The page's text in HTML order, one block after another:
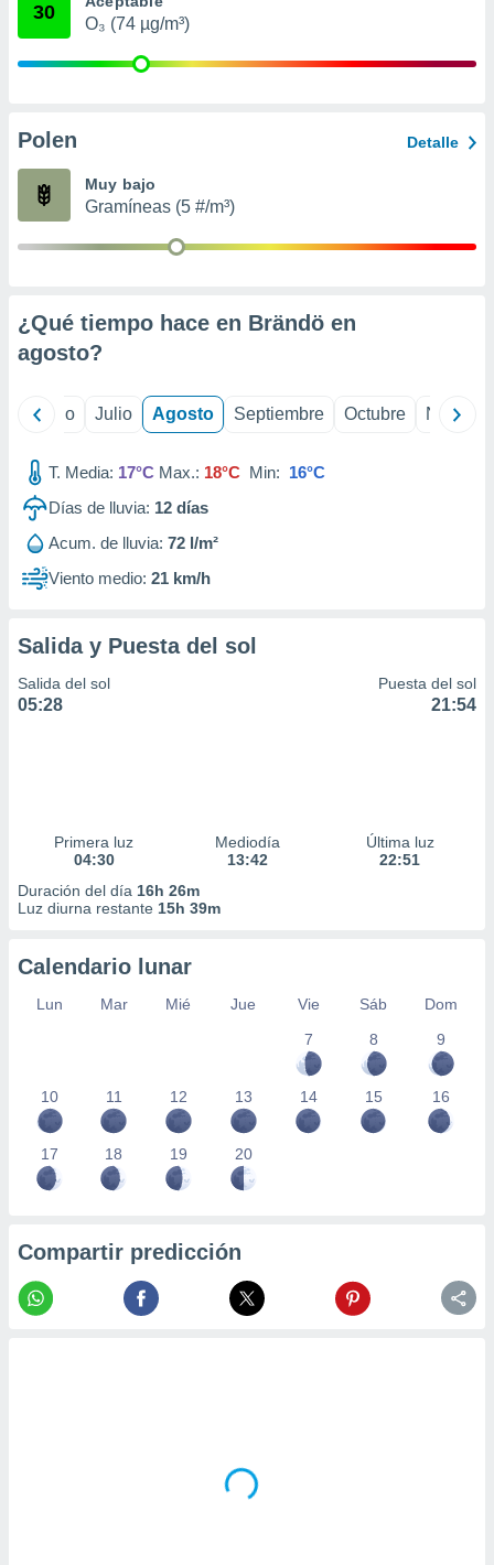
publicidad
de
1199
30
O₃ (74 µg/m³)
Polen Detalle
Muy bajo
Gramíneas (5 #/m³)
¿Qué tiempo hace en Brändö en
agosto?
Junio Julio Agosto Septiembre Octubre
T. Media: 17°C Max.: 18°C Min: 16°C
Días de lluvia: 12 días
Acum. de lluvia: 72 l/m²
Viento medio: 21 km/h
Salida y Puesta del sol
Salida del sol
05:28
Puesta del sol
21:54
Primera luz
04:30
Mediodía
13:42
Última luz
22:51
Duración del día 16h 26m
Luz diurna restante 15h 39m
Calendario lunar
Lun Mar Mié Jue Vie Sáb
Dom
7
8 9
10 11 12 13 14 15 16
17 18 19 20
Compartir predicción